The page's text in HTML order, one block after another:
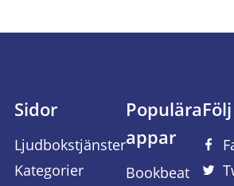
Sidor
Ljudbokstjänster
Kategorier
Populära
appar
Bookbeat